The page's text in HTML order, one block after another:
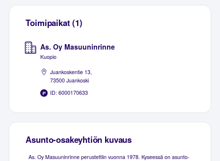
Toimipaikat (1)
As. Oy Masuuninrinne
Kuopio
Juankoskentie 13,
73500 Juankoski
ID: 6000170633
Asunto-osakeyhtiön kuvaus
As. Oy Masuuninrinne perustettiin vuonna 1978. Kyseessä on asunto-